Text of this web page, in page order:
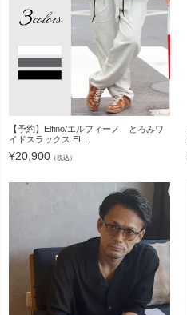
【予約】Elfino/エルフィーノ とろみワ
イドスラックス EL...
¥20,900 （税込）